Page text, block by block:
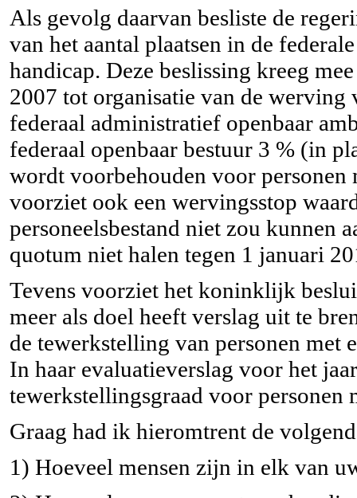
Als gevolg daarvan besliste de
van het aantal plaatsen in de
handicap. Deze beslissing kreeg
2007 tot organisatie van de werving
federaal administratief openbaar
federaal openbaar bestuur 3 % (in
wordt voorbehouden voor
voorziet ook een wervingsstop
personeelsbestand niet zou kunnen
quotum niet halen tegen 1 januari
Tevens voorziet het koninklijk
meer als doel heeft verslag uit te
de tewerkstelling van personen met
In haar evaluatieverslag voor het
tewerkstellingsgraad voor personen
Graag had ik hieromtrent de
1) Hoeveel mensen zijn in elk van